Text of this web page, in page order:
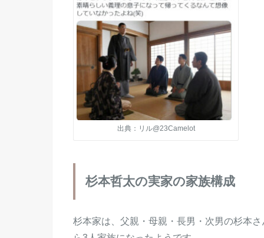
出典：リル@23Camelot
杉本哲太の実家の家族構成
杉本家は、父親・母親・長男・次男の杉本